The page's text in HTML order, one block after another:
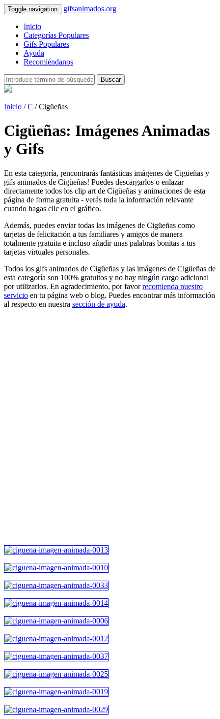
Toggle navigation gifsanimados.org
Inicio
Categorías Populares
Gifs Populares
Ayuda
Recomiéndanos
Buscar
Inicio /C / Cigüeñas
Cigüeñas: Imágenes Animadas
y Gifs
En esta categoría, ¡encontrarás fantásticas imágenes de Cigüeñas y
gifs animados de Cigüeñas! Puedes descargarlos o enlazar
directamente todos los clip art de Cigüeñas y animaciones de esta
página de forma gratuita - verás toda la información relevante
cuando hagas clic en el gráfico.
Además, puedes enviar todas las imágenes de Cigüeñas como
tarjetas de felicitación a tus familiares y amigos de manera
totalmente gratuita e incluso añadir unas palabras bonitas a tus
tarjetas virtuales personales.
Todos los gifs animados de Cigüeñas y las imágenes de Cigüeñas de
esta categoría son 100% gratuitos y no hay ningún cargo adicional
por utilizarlos. En agradecimiento, por favorrecomienda nuestro
servicio en tu página web o blog. Puedes encontrar más información
al respecto en nuestra sección de ayuda.